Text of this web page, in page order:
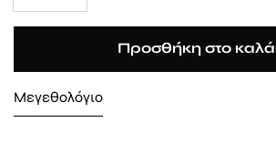
Προσθήκη στο
Μεγεθολόγιο